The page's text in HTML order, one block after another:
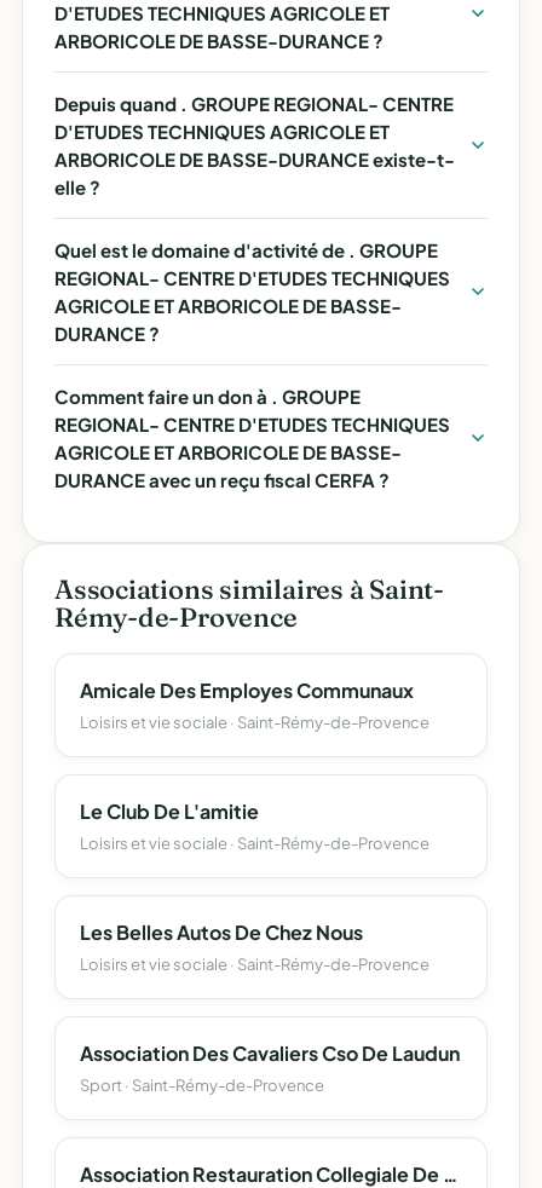
D'ETUDES TECHNIQUES AGRICOLE ET
ARBORICOLE DE BASSE-DURANCE ?
Depuis quand . GROUPE REGIONAL- CENTRE
D'ETUDES TECHNIQUES AGRICOLE ET
ARBORICOLE DE BASSE-DURANCE existe-t-
elle ?
Quel est le domaine d'activité de . GROUPE
REGIONAL- CENTRE D'ETUDES TECHNIQUES
AGRICOLE ET ARBORICOLE DE BASSE-
DURANCE ?
Comment faire un don à . GROUPE
REGIONAL- CENTRE D'ETUDES TECHNIQUES
AGRICOLE ET ARBORICOLE DE BASSE-
DURANCE avec un reçu fiscal CERFA ?
Associations similaires à Saint-
Rémy-de-Provence
Amicale Des Employes Communaux
Loisirs et vie sociale · Saint-Rémy-de-Provence
Le Club De L'amitie
Loisirs et vie sociale · Saint-Rémy-de-Provence
Les Belles Autos De Chez Nous
Loisirs et vie sociale · Saint-Rémy-de-Provence
Association Des Cavaliers Cso De Laudun
Sport · Saint-Rémy-de-Provence
Association Restauration Collegiale De Saint Remy De Provence